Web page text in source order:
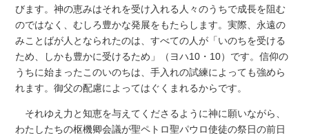
びます。神の恵みはそれを受け入れる人々のうちで成長を阻む
のではなく、むしろ豊かな発展をもたらします。実際、永遠の
みことばが人となられたのは、すべての人が「いのちを受ける
ため、しかも豊かに受けるため」（ヨハ10・10）です。信仰の
うちに始まったこのいのちは、手入れの試練によっても強めら
れます。御父の配慮によってはぐくまれるからです。
それゆえ力と知恵を与えてくださるように神に願いながら、
わたしたちの枢機卿会議が聖ペトロ聖パウロ使徒の祭日の前日